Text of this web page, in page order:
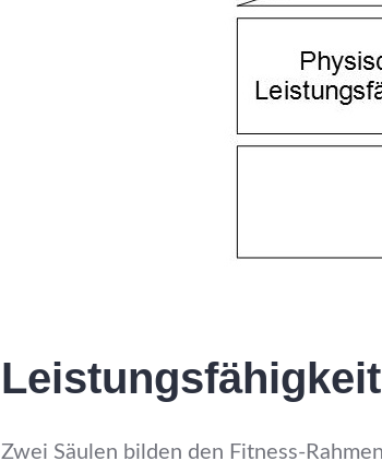
Leistungsfähigkeit
Zwei Säulen bilden den Fitness-